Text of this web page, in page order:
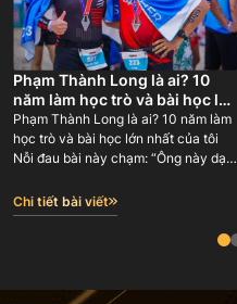
Phạm Thành Long là ai? 10
năm làm học trò và bài học lớn
nhất của tôi
Phạm Thành Long là ai? 10 năm làm
học trò và bài học lớn nhất của tôi
Nỗi đau bài này chạm: “Ông này dạy
học từ ai? Có ai đứng sau bảo chứng,
hay lại một người tự phong ‘chuyên
Chi tiết bài viết